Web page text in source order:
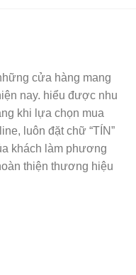
cửa hàng mang
nay. hiểu được nhu
khi lựa chọn mua
luôn đặt chữ “TÍN”
khách làm phương
thiện thương hiệu